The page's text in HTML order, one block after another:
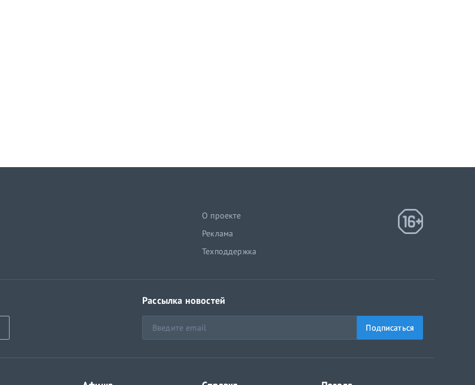
О проекте
Реклама
Техподдержка
Рассылка новостей
Подписаться